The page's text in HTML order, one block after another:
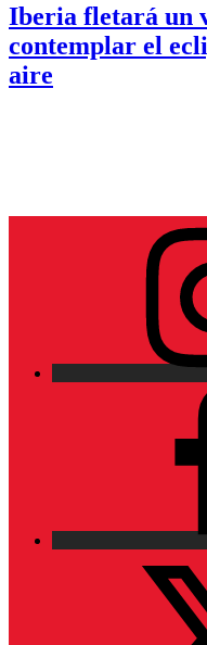
Iberia fletará un
contemplar el
aire